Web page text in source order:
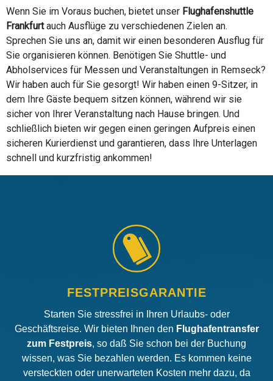
Wenn Sie im Voraus buchen, bietet unser Flughafenshuttle
Frankfurtauch Ausflüge zu verschiedenen Zielen an.
Sprechen Sie uns an, damit wir einen besonderen Ausflug für
Sie organisieren können. Benötigen Sie Shuttle- und
Abholservices für Messen und Veranstaltungen in Remseck?
Wir haben auch für Sie gesorgt! Wir haben einen 9-Sitzer, in
dem Ihre Gäste bequem sitzen können, während wir sie
sicher von Ihrer Veranstaltung nach Hause bringen. Und
schließlich bieten wir gegen einen geringen Aufpreis einen
sicheren Kurierdienst und garantieren, dass Ihre Unterlagen
schnell und kurzfristig ankommen!
FESTPREISGARANTIE
Starten Sie stressfrei in Ihren Urlaubs- oder
Geschäftsreise. Wir bieten Ihnen den Flughafentransfer
zum Festpreis, so daß Sie schon bei der Buchung
wissen, was Sie bezahlen werden. Es kommen keine
versteckten oder unerwarteten Kosten mehr dazu, da